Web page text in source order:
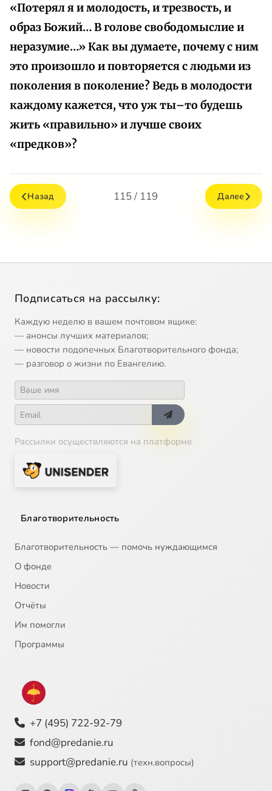
«Потерял я и молодость, и трезвость, и
образ Божий… В голове свободомыслие и
неразумие…» Как вы думаете, почему с ним
это произошло и повторяется с людьми из
поколения в поколение? Ведь в молодости
каждому кажется, что уж ты–то будешь
жить «правильно» и лучше своих
«предков»?
Назад 115 / 119 Далее
Подписаться на рассылку:
Каждую неделю в вашем почтовом ящике:
— анонсы лучших материалов;
— новости подопечных Благотворительного фонда;
— разговор о жизни по Евангелию.
Рассылки осуществляются на платформе
Благотворительность
Благотворительность — помочь нуждающимся
О фонде
Новости
Отчёты
Им помогли
Программы
+7 (495) 722-92-79
fond@predanie.ru
support@predanie.ru (техн.вопросы)